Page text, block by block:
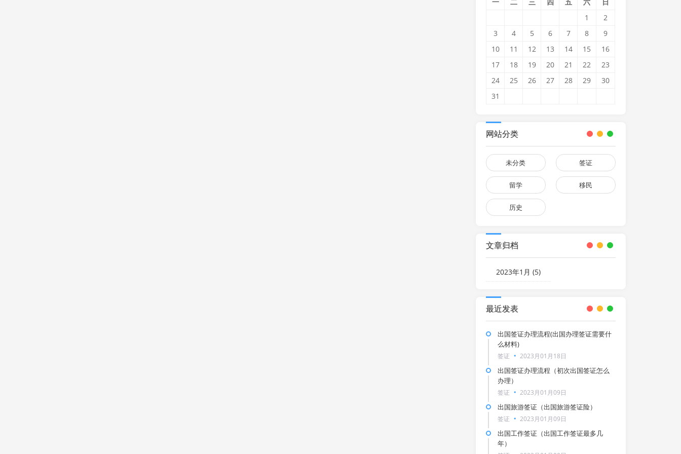
一 二 三 四 五 六
日
1
2
3
4 5 6 7 8
9
10
11 12 13 14 15
16
17
18 19 20 21 22
23
24
25 26 27 28 29
30
31
网站分类
未分类 签证
留学 移民
历史
文章归档
2023年1月 (5)
最近发表
出国签证办理流程(出国办理签证需要什
么材料)
签证 2023月01月18日
出国签证办理流程（初次出国签证怎么
办理）
签证 2023月01月09日
出国旅游签证（出国旅游签证险）
签证 2023月01月09日
出国工作签证（出国工作签证最多几
年）